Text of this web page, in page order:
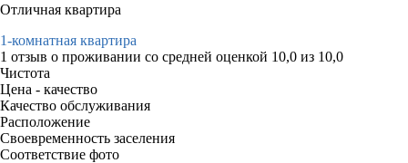
Отличная квартира
1-комнатная квартира
1 отзыв о проживании со средней оценкой 10,0 из 10,0
Чистота
Цена - качество
Качество обслуживания
Расположение
Своевременность заселения
Соответствие фото